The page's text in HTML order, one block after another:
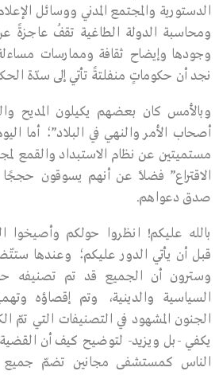
الدستورية والمجتمع المدني ووسائل
ومحاسبة الدولة الطاغية تقفُ عاجزةً
وجودها وإيضاح ثقافة وممارسات مساءلة
نجد أن حكوماتٍ منفلتةً تأتي إلى سدّة
وبالأمس كان بعضهم يكيلون المديح
أصحاب الأمر والنهي في البلاد”؛ أما
مستميتين عن نظام الاستبداد والقمع
الاقتراع” فضلًا عن أنهم يسوقون حججًا
صدق دعواهم.
بالله عليكم! انظروا حولكم وأصيخوا
قبل أن يأتي الدور عليكم؛ وعندها
وسترون أن الجميع قد تم تصنيفه
السياسية والدينية، وتم إقصاؤه
الجنون المشهود في التصنيفات التي تمّ
يكفي -بل ويزيد- لتوضيح كيف أن
الناس كمستشفى مجانين تضمّ